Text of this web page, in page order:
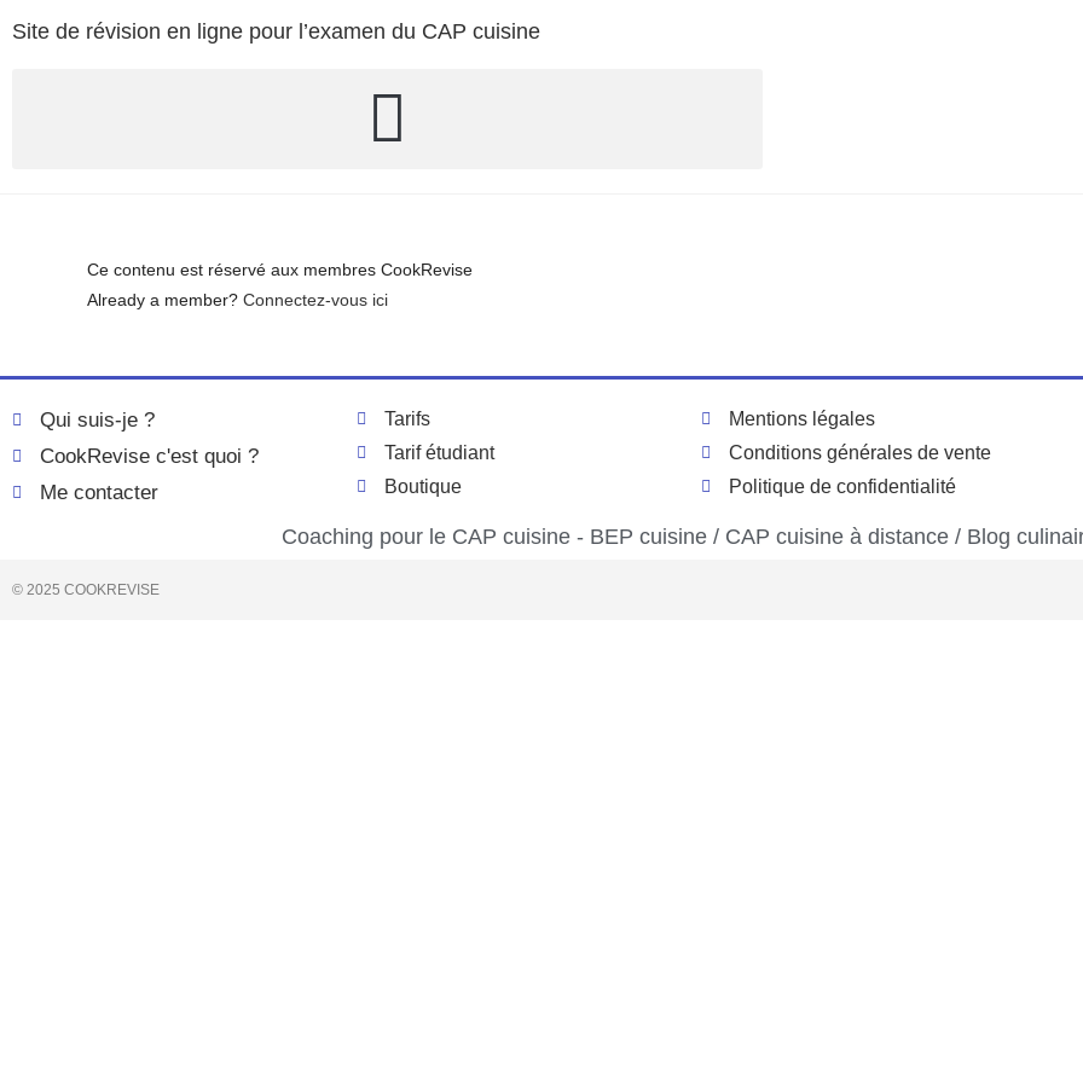
Site de révision en ligne pour l’examen du CAP cuisine
Ce contenu est réservé aux membres CookRevise
Already a member? Connectez-vous ici
Qui suis-je ?
CookRevise c'est quoi ?
Me contacter
Tarifs
Tarif étudiant
Boutique
Mentions légales
Conditions générales de vente
Politique de confidentialité
Coaching pour le CAP cuisine - BEP cuisine / CAP cuisine à distance / Blog
© 2025 COOKREVISE